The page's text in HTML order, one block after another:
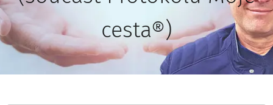
cesta®)